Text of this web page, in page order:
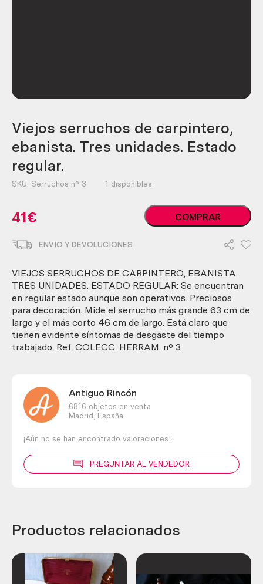
Viejos serruchos de carpintero,
ebanista. Tres unidades. Estado
regular.
SKU: Serruchos nº 3 1 disponibles
41€
Viejos
serruchos
Tres
unidades.
Estado
regular.
cantidad
COMPRAR
ENVIO Y DEVOLUCIONES
VIEJOS SERRUCHOS DE CARPINTERO, EBANISTA.
TRES UNIDADES. ESTADO REGULAR: Se encuentran
en regular estado aunque son operativos. Preciosos
para decoración. Mide el serrucho más grande 63 cm de
largo y el más corto 46 cm de largo. Está claro que
tienen evidente síntomas de desgaste del tiempo
trabajado. Ref. COLECC. HERRAM. nº 3
Antiguo Rincón
6816 objetos en venta
Madrid,
España
¡Aún no se han encontrado valoraciones!
PREGUNTAR AL VENDEDOR
Productos relacionados